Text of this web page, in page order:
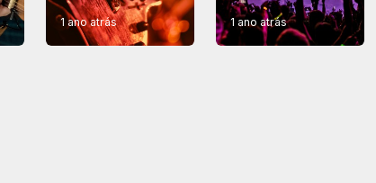
1 ano atrás 1 ano atrás